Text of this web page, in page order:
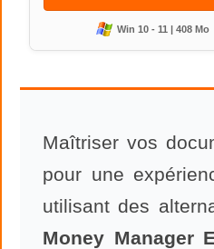
Win 10 - 11 | 408 Mo
Maîtriser vos
pour une
utilisant des
Money Manager